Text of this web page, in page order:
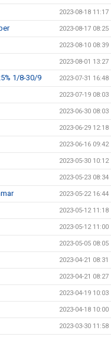
2023-08-18 11:17
2023-08-17 08:25
2023-08-10 08:39
2023-08-01 13:27
1/8-30/9 2023-07-31 16:48
2023-07-19 08:03
2023-06-30 08:03
2023-06-29 12:18
2023-06-16 09:42
2023-05-30 10:12
2023-05-23 08:34
2023-05-22 16:44
2023-05-12 11:18
2023-05-12 11:00
2023-05-05 08:05
2023-04-21 08:31
2023-04-21 08:27
2023-04-19 10:03
2023-04-18 10:00
2023-03-30 11:58